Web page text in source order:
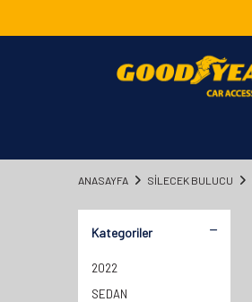
ANASAYFA SILECEK BULUCU
Kategoriler
2022
SEDAN